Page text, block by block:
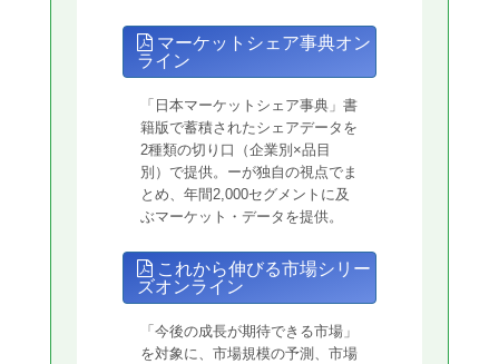
マーケットシェア事典オン
ライン
「日本マーケットシェア事典」書
籍版で蓄積されたシェアデータを
2種類の切り口（企業別×品目
別）で提供。ーが独自の視点でま
とめ、年間2,000セグメントに及
ぶマーケット・データを提供。
これから伸びる市場シリー
ズオンライン
「今後の成長が期待できる市場」
を対象に、市場規模の予測、市場